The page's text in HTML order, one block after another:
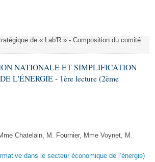
de « Lab'R » - Composition du comité
NATIONALE ET SIMPLIFICATION
L'ÉNERGIE - 1ère lecture (2ème
Chatelain, M. Fournier, Mme Voynet, M.
dans le secteur économique de l’énergie)